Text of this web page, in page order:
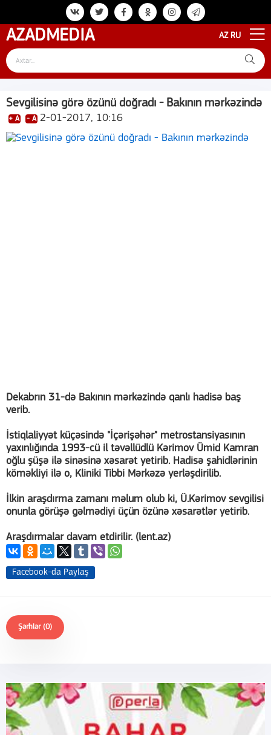
AZADMEDIA AZ RU
Sevgilisinə görə özünü doğradı - Bakının mərkəzində
+ A - A 2-01-2017, 10:16
Dekabrın 31-də Bakının mərkəzində qanlı hadisə baş
verib.
İstiqlaliyyət küçəsində "İçərişəhər" metrostansiyasının
yaxınlığında 1993-cü il təvəllüdlü Kərimov Ümid Kamran
oğlu şüşə ilə sinəsinə xəsarət yetirib. Hadisə şahidlərinin
köməkliyi ilə o, Kliniki Tibbi Mərkəzə yerləşdirilib.
İlkin araşdırma zamanı məlum olub ki, Ü.Kərimov sevgilisi
onunla görüşə gəlmədiyi üçün özünə xəsarətlər yetirib.
Araşdırmalar davam etdirilir. (lent.az)
Facebook-da Paylaş
Şərhlər (0)